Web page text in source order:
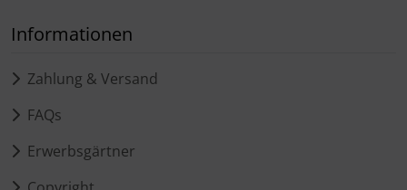
Informationen
Zahlung & Versand
FAQs
Erwerbsgärtner